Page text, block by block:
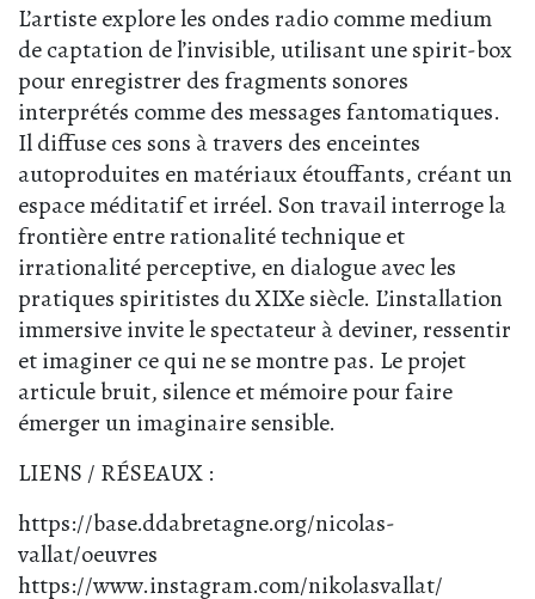
L’artiste explore les ondes radio comme medium
de captation de l’invisible, utilisant une spirit-box
pour enregistrer des fragments sonores
interprétés comme des messages fantomatiques.
Il diffuse ces sons à travers des enceintes
autoproduites en matériaux étouffants, créant un
espace méditatif et irréel. Son travail interroge la
frontière entre rationalité technique et
irrationalité perceptive, en dialogue avec les
pratiques spiritistes du XIXe siècle. L’installation
immersive invite le spectateur à deviner, ressentir
et imaginer ce qui ne se montre pas. Le projet
articule bruit, silence et mémoire pour faire
émerger un imaginaire sensible.
LIENS / RÉSEAUX :
https://base.ddabretagne.org/nicolas-
vallat/oeuvres
https://www.instagram.com/nikolasvallat/